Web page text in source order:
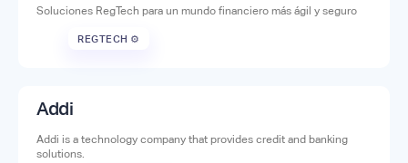
Soluciones RegTech para un mundo financiero más ágil y seguro
REGTECH ⚙️
Addi
Addi is a technology company that provides credit and banking
solutions.